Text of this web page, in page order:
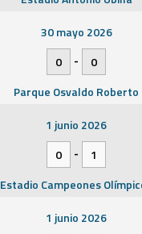
30 mayo 2026
0
-
0
Parque Osvaldo Roberto
1 junio 2026
0
-
1
Estadio Campeones
1 junio 2026